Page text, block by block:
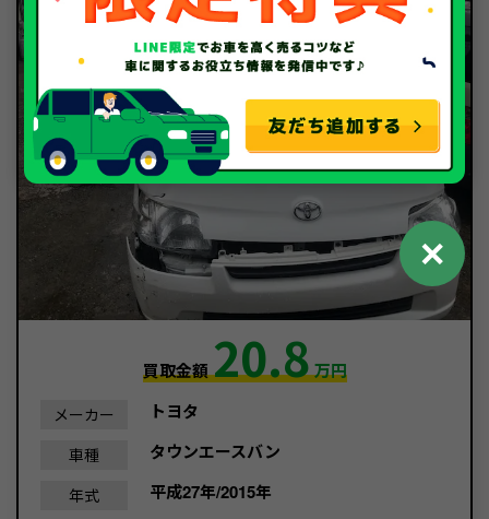
買取金額20.8万円
メーカー トヨタ
車種 タウンエースバン
年式 平成27年/2015年
✕